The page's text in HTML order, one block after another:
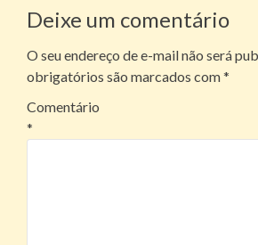
de
posts
Deixe um comentário
O seu endereço de e-mail não será
obrigatórios são marcados com*
Comentário
*